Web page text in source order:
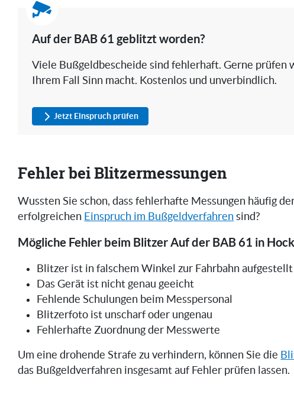
Auf der BAB 61 geblitzt worden?
Viele Bußgeldbescheide sind fehlerhaft. Gerne prüfen
Ihrem Fall Sinn macht. Kostenlos und unverbindlich.
Jetzt Einspruch prüfen
Fehler bei Blitzermessungen
Wussten Sie schon, dass fehlerhafte Messungen häufig
erfolgreichen Einspruch im Bußgeldverfahren sind?
Mögliche Fehler beim Blitzer Auf der BAB 61 in
Blitzer ist in falschem Winkel zur Fahrbahn aufgestellt
Das Gerät ist nicht genau geeicht
Fehlende Schulungen beim Messpersonal
Blitzerfoto ist unscharf oder ungenau
Fehlerhafte Zuordnung der Messwerte
Um eine drohende Strafe zu verhindern, können Sie die
das Bußgeldverfahren insgesamt auf Fehler prüfen lassen.